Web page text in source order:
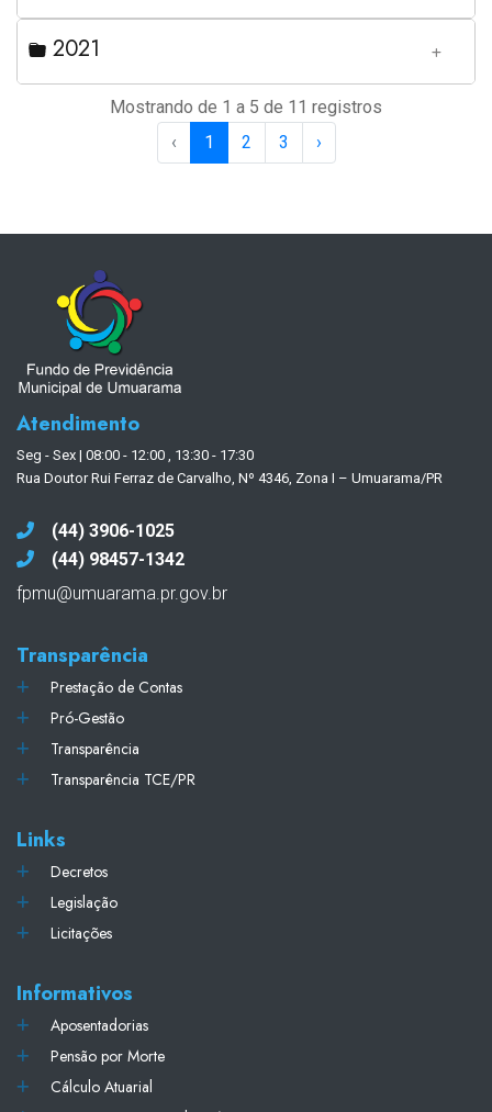
2021
Mostrando de 1 a 5 de 11 registros
‹
1 2 3 ›
Atendimento
Seg - Sex | 08:00 - 12:00 , 13:30 - 17:30
Rua Doutor Rui Ferraz de Carvalho, Nº 4346, Zona I – Umuarama/PR
(44) 3906-1025
(44) 98457-1342
fpmu@umuarama.pr.gov.br
Transparência
Prestação de Contas
Pró-Gestão
Transparência
Transparência TCE/PR
Links
Decretos
Legislação
Licitações
Informativos
Aposentadorias
Pensão por Morte
Cálculo Atuarial